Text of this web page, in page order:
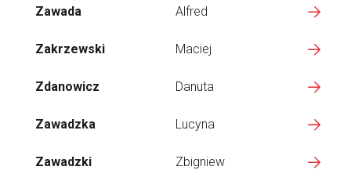
Zawada Alfred
Zakrzewski Maciej
Zdanowicz Danuta
Zawadzka Lucyna
Zawadzki Zbigniew